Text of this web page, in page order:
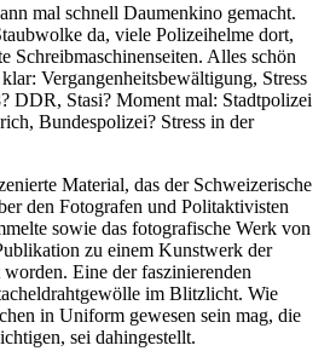
mal schnell Daumenkino gemacht.
da, viele Polizeihelme dort,
Schreibmaschinenseiten. Alles schön
Vergangenheitsbewältigung, Stress
DDR, Stasi? Moment mal: Stadtpolizei
Bundespolizei? Stress in der
Material, das der Schweizerische
den Fotografen und Politaktivisten
sowie das fotografische Werk von
zu einem Kunstwerk der
Eine der faszinierenden
im Blitzlicht. Wie
in Uniform gewesen sein mag, die
sei dahingestellt.